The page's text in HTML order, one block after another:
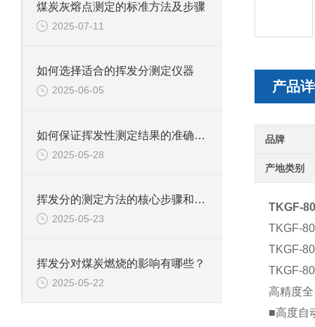
产品
品牌
产地类别
TKGF-
TKGF-
TKGF-
TKGF-
高精度
■高度自
煤炭灰熔点测定的标准方法及步骤
2025-07-11
如何选择适合的挥发分测定仪器
2025-06-05
如何保证挥发性测定结果的准确性。
2025-05-28
挥发分的测定方法的核心步骤和技术要点有哪些？
2025-05-23
挥发分对煤炭燃烧的影响有哪些？
2025-05-22